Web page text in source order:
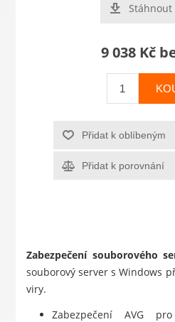
Stáhnout
9 038 Kč
Přidat k oblíbeným
Přidat k porovnání
Zabezpečení souborového
souborový server s Windows
viry.
Zabezpečení AVG